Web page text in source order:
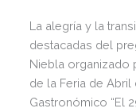
La alegría y la
destacadas del
Niebla organizado
de la Feria de
Gastronómico “El